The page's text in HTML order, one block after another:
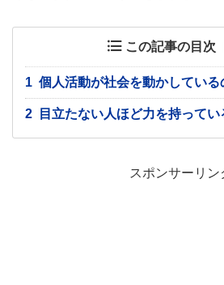
この記事の目次
1 個人活動が社会を動かしている
2 目立たない人ほど力を持ってい
スポンサーリン